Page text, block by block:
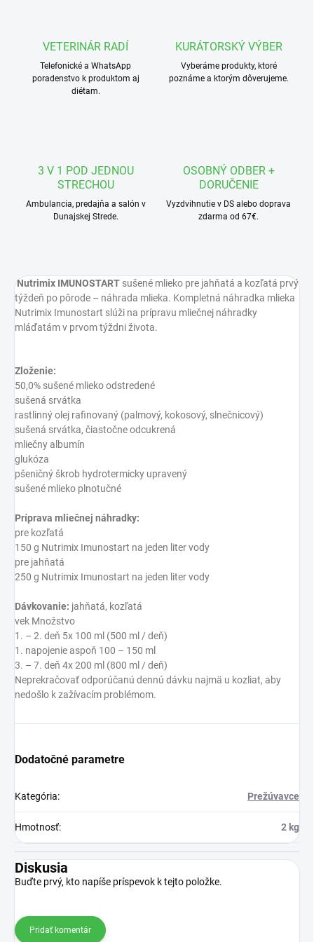
VETERINÁR RADÍ
Telefonické a WhatsApp
poradenstvo k produktom aj
diétam.
KURÁTORSKÝ VÝBER
Vyberáme produkty, ktoré
poznáme a ktorým dôverujeme.
3 V 1 POD JEDNOU
STRECHOU
Ambulancia, predajňa a salón v
Dunajskej Strede.
OSOBNÝ ODBER +
DORUČENIE
Vyzdvihnutie v DS alebo doprava
zdarma od 67€.
Nutrimix IMUNOSTART sušené mlieko pre jahňatá a kozľatá prvý
týždeň po pôrode – náhrada mlieka. Kompletná náhradka mlieka
Nutrimix Imunostart slúži na prípravu mliečnej náhradky
mláďatám v prvom týždni života.
Zloženie:
50,0% sušené mlieko odstredené
sušená srvátka
rastlinný olej rafinovaný (palmový, kokosový, slnečnicový)
sušená srvátka, čiastočne odcukrená
mliečny albumín
glukóza
pšeničný škrob hydrotermicky upravený
sušené mlieko plnotučné
Príprava mliečnej náhradky:
pre kozľatá
150 g Nutrimix Imunostart na jeden liter vody
pre jahňatá
250 g Nutrimix Imunostart na jeden liter vody
Dávkovanie: jahňatá, kozľatá
vek Množstvo
1. – 2. deň 5x 100 ml (500 ml / deň)
1. napojenie aspoň 100 – 150 ml
3. – 7. deň 4x 200 ml (800 ml / deň)
Neprekračovať odporúčanú dennú dávku najmä u kozliat, aby
nedošlo k zažívacím problémom.
Dodatočné parametre
Kategória: Prežúvavce
Hmotnosť: 2 kg
Diskusia
Buďte prvý, kto napíše príspevok k tejto položke.
Pridať komentár